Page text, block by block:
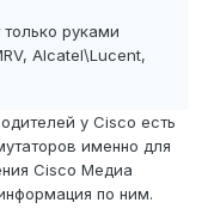
руками
Alcatel\Lucent,
у Cisco есть
именно для
Cisco Медиа
по ним.